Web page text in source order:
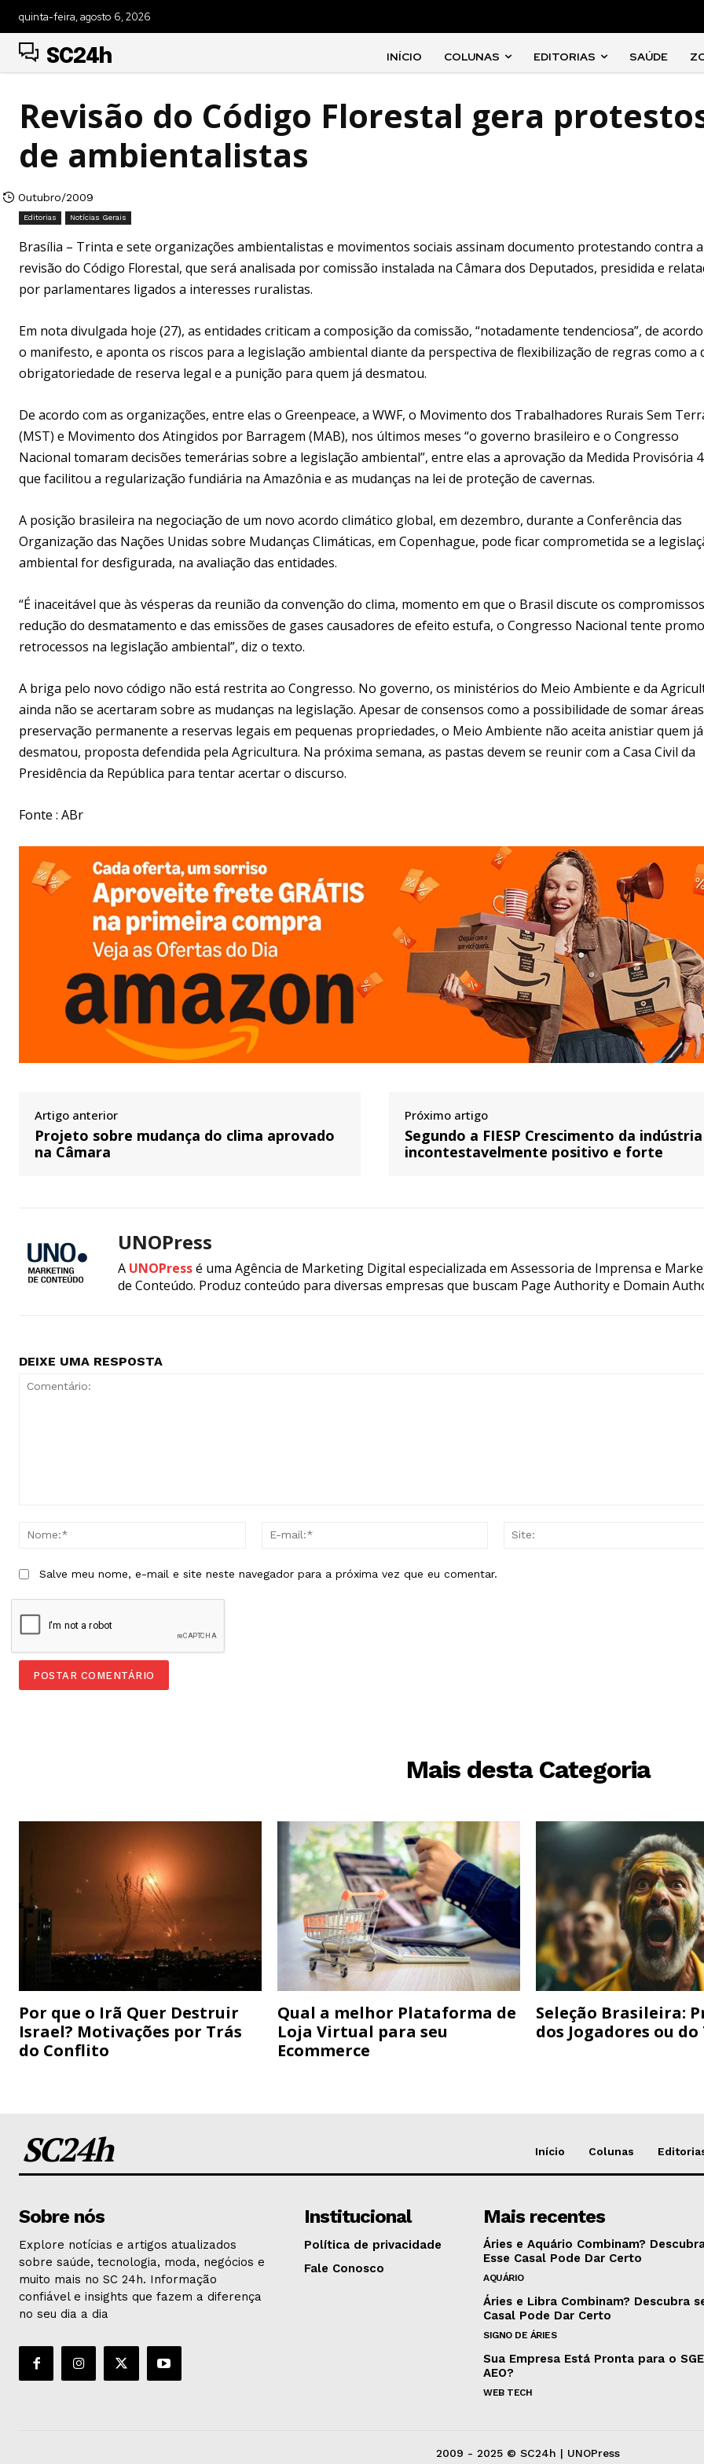
quinta-feira, agosto 6, 2026
SC24h INÍCIO COLUNAS EDITORIAS SAÚDE
Revisão do Código Florestal gera
de ambientalistas
Outubro/2009
Editorias Notícias Gerais
Brasília – Trinta e sete organizações ambientalistas e movimentos sociais assinam documento protestando contra a
revisão do Código Florestal, que será analisada por comissão instalada na Câmara dos Deputados, presidida e
por parlamentares ligados a interesses ruralistas.
Em nota divulgada hoje (27), as entidades criticam a composição da comissão, “notadamente tendenciosa”, de
o manifesto, e aponta os riscos para a legislação ambiental diante da perspectiva de flexibilização de regras como a
obrigatoriedade de reserva legal e a punição para quem já desmatou.
De acordo com as organizações, entre elas o Greenpeace, a WWF, o Movimento dos Trabalhadores Rurais Sem
(MST) e Movimento dos Atingidos por Barragem (MAB), nos últimos meses “o governo brasileiro e o Congresso
Nacional tomaram decisões temerárias sobre a legislação ambiental”, entre elas a aprovação da Medida Provisória
que facilitou a regularização fundiária na Amazônia e as mudanças na lei de proteção de cavernas.
A posição brasileira na negociação de um novo acordo climático global, em dezembro, durante a Conferência das
Organização das Nações Unidas sobre Mudanças Climáticas, em Copenhague, pode ficar comprometida se a
ambiental for desfigurada, na avaliação das entidades.
“É inaceitável que às vésperas da reunião da convenção do clima, momento em que o Brasil discute os
redução do desmatamento e das emissões de gases causadores de efeito estufa, o Congresso Nacional tente
retrocessos na legislação ambiental”, diz o texto.
A briga pelo novo código não está restrita ao Congresso. No governo, os ministérios do Meio Ambiente e da
ainda não se acertaram sobre as mudanças na legislação. Apesar de consensos como a possibilidade de somar
preservação permanente a reservas legais em pequenas propriedades, o Meio Ambiente não aceita anistiar quem já
desmatou, proposta defendida pela Agricultura. Na próxima semana, as pastas devem se reunir com a Casa Civil da
Presidência da República para tentar acertar o discurso.
Fonte : ABr
Artigo anterior
Projeto sobre mudança do clima aprovado
na Câmara
Próximo artigo
Segundo a FIESP Crescimento da
incontestavelmente positivo e forte
UNOPress
A UNOPressé uma Agência de Marketing Digital especializada em Assessoria de Imprensa e
de Conteúdo. Produz conteúdo para diversas empresas que buscam Page Authority e Domain
DEIXE UMA RESPOSTA
Nome:*
Salve meu nome, e-mail e site neste navegador para a próxima vez que eu comentar.
Mais desta Categoria
Por que o Irã Quer Destruir
Israel? Motivações por Trás
do Conflito
Qual a melhor Plataforma de
Loja Virtual para seu
Ecommerce
Seleção Brasileira:
dos Jogadores ou do
SC24h Início Colunas
Sobre nós
Explore notícias e artigos atualizados
sobre saúde, tecnologia, moda, negócios e
muito mais no SC 24h. Informação
confiável e insights que fazem a diferença
no seu dia a dia
Institucional
Política de privacidade
Fale Conosco
Mais recentes
Áries e Aquário Combinam?
Esse Casal Pode Dar Certo
AQUÁRIO
Áries e Libra Combinam? Descubra
Casal Pode Dar Certo
SIGNO DE ÁRIES
Sua Empresa Está Pronta para o
AEO?
WEB TECH
2009 - 2025 © SC24h | UNOPress